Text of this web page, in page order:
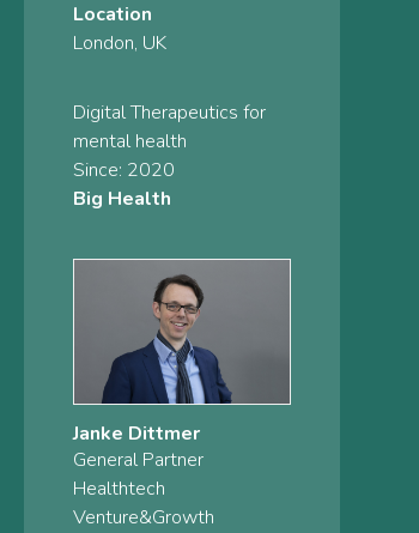
Location
London, UK
Digital Therapeutics for
mental health
Since: 2020
Big Health
Janke Dittmer
General Partner
Healthtech
Venture&Growth